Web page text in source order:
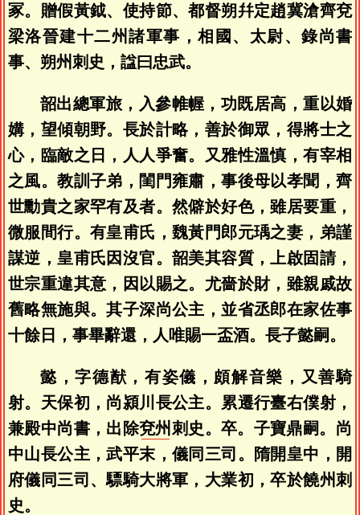
冢。贈假黃鉞、使持節、都督朔幷定趙冀滄齊兗
梁洛晉建十二州諸軍事，相國、太尉、錄尚書
事、朔州刺史，諡曰忠武。
韶出總軍旅，入參帷幄，功既居高，重以婚
媾，望傾朝野。長於計略，善於御眾，得將士之
心，臨敵之日，人人爭奮。又雅性溫慎，有宰相
之風。教訓子弟，閨門雍肅，事後母以孝聞，齊
世勳貴之家罕有及者。然僻於好色，雖居要重，
微服間行。有皇甫氏，魏黃門郎元瑀之妻，弟謹
謀逆，皇甫氏因沒官。韶美其容質，上啟固請，
世宗重違其意，因以賜之。尤嗇於財，雖親戚故
舊略無施與。其子深尚公主，並省丞郎在家佐事
十餘日，事畢辭還，人唯賜一盃酒。長子懿嗣。
懿，字德猷，有姿儀，頗解音樂，又善騎
射。天保初，尚潁川長公主。累遷行臺右僕射，
兼殿中尚書，出除兗州刺史。卒。子寶鼎嗣。尚
中山長公主，武平末，儀同三司。隋開皇中，開
府儀同三司、驃騎大將軍，大業初，卒於饒州刺
史。